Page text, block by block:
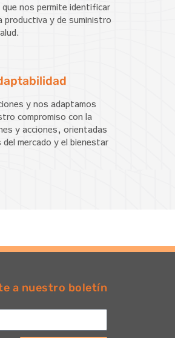
nos permite identificar
productiva y de suministro
y nos adaptamos
compromiso con la
y acciones, orientadas
mercado y el bienestar
a nuestro boletín